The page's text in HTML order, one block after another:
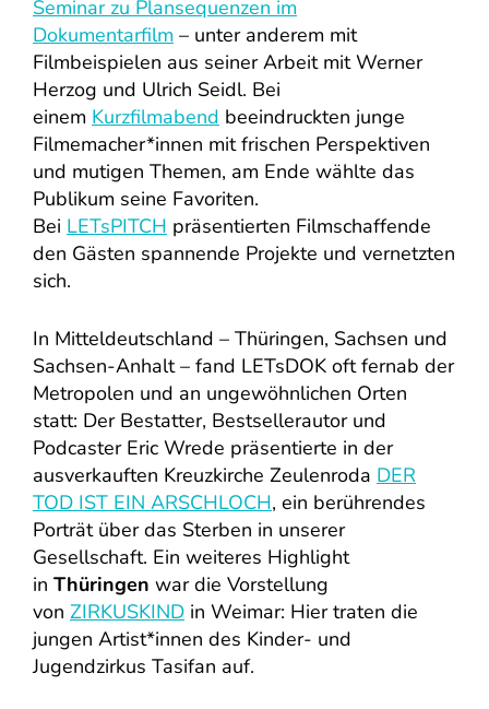
Seminar zu Plansequenzen im
Dokumentarfilm – unter anderem mit
Filmbeispielen aus seiner Arbeit mit Werner
Herzog und Ulrich Seidl. Bei
einem Kurzfilmabend beeindruckten junge
Filmemacher*innen mit frischen Perspektiven
und mutigen Themen, am Ende wählte das
Publikum seine Favoriten.
Bei LETsPITCH präsentierten Filmschaffende
den Gästen spannende Projekte und vernetzten
sich.
In Mitteldeutschland – Thüringen, Sachsen und
Sachsen-Anhalt – fand LETsDOK oft fernab der
Metropolen und an ungewöhnlichen Orten
statt: Der Bestatter, Bestsellerautor und
Podcaster Eric Wrede präsentierte in der
ausverkauften Kreuzkirche Zeulenroda DER
TOD IST EIN ARSCHLOCH, ein berührendes
Porträt über das Sterben in unserer
Gesellschaft. Ein weiteres Highlight
in Thüringen war die Vorstellung
von ZIRKUSKIND in Weimar: Hier traten die
jungen Artist*innen des Kinder- und
Jugendzirkus Tasifan auf.